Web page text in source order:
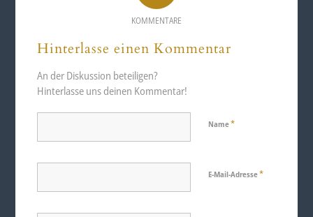
KOMMENTARE
Hinterlasse einen Kommentar
An der Diskussion beteiligen?
Hinterlasse uns deinen Kommentar!
Name*
E-Mail-Adresse*